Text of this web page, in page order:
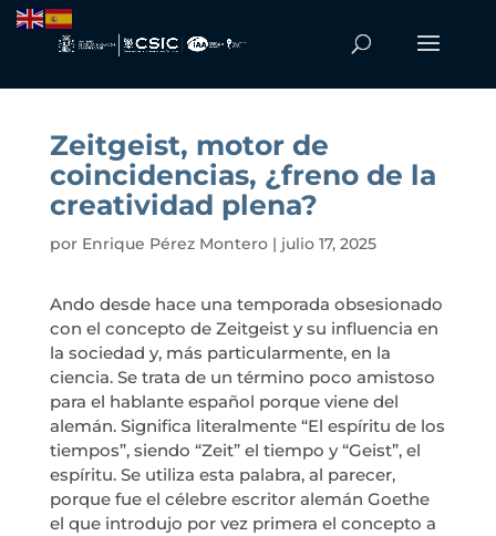
Zeitgeist, motor de
coincidencias, ¿freno de la
creatividad plena?
por Enrique Pérez Montero| julio 17, 2025
Ando desde hace una temporada obsesionado
con el concepto de Zeitgeist y su influencia en
la sociedad y, más particularmente, en la
ciencia. Se trata de un término poco amistoso
para el hablante español porque viene del
alemán. Significa literalmente “El espíritu de los
tiempos”, siendo “Zeit” el tiempo y “Geist”, el
espíritu. Se utiliza esta palabra, al parecer,
porque fue el célebre escritor alemán Goethe
el que introdujo por vez primera el concepto a